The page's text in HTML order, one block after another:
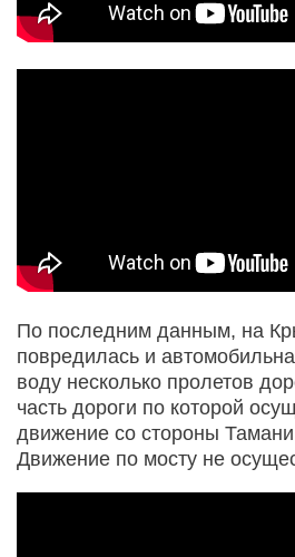
По последним данным, на
повредилась и
воду несколько пролетов
часть дороги по которой
движение со стороны
Движение по мосту не